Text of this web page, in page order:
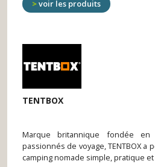
voir les produits
TENTBOX
Marque britannique fondée
passionnés de voyage, TENTBOX
camping nomade simple, pratique